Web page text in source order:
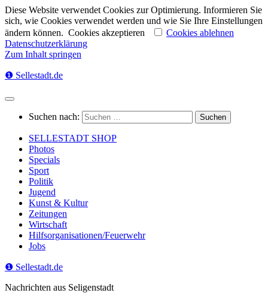
Diese Website verwendet Cookies zur Optimierung. Informieren Sie
sich, wie Cookies verwendet werden und wie Sie Ihre Einstellungen
ändern können. Cookies akzeptieren
Cookies ablehnen
Datenschutzerklärung
Zum Inhalt springen
❶ Sellestadt.de
Suchen nach:
SELLESTADT SHOP
Photos
Specials
Sport
Politik
Jugend
Kunst & Kultur
Zeitungen
Wirtschaft
Hilfsorganisationen/Feuerwehr
Jobs
❶ Sellestadt.de
Nachrichten aus Seligenstadt